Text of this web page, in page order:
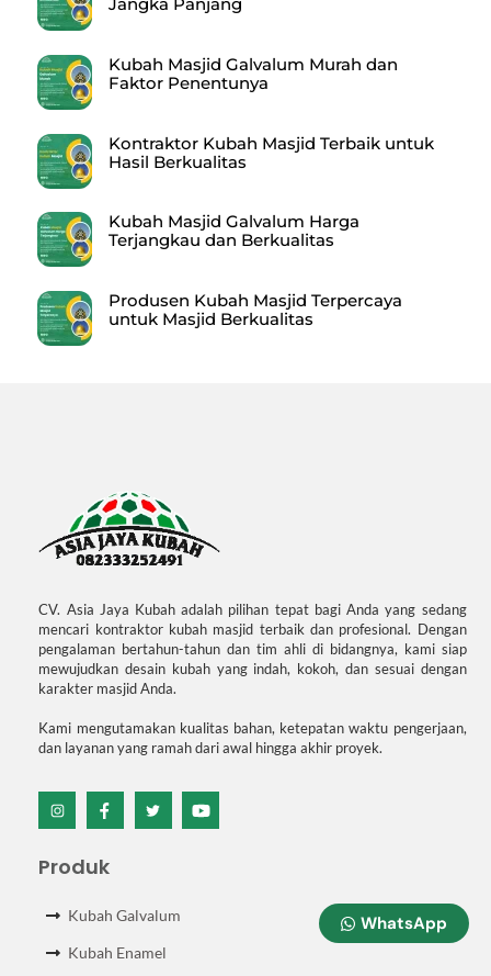
WhatsApp
Kubah Masjid Galvalum Murah dan
Faktor Penentunya
Kontraktor Kubah Masjid Terbaik untuk
Hasil Berkualitas
Kubah Masjid Galvalum Harga
Terjangkau dan Berkualitas
Produsen Kubah Masjid Terpercaya
untuk Masjid Berkualitas
CV. Asia Jaya Kubah adalah pilihan tepat bagi Anda yang sedang
mencari kontraktor kubah masjid terbaik dan profesional. Dengan
pengalaman bertahun-tahun dan tim ahli di bidangnya, kami siap
mewujudkan desain kubah yang indah, kokoh, dan sesuai dengan
karakter masjid Anda.
Kami mengutamakan kualitas bahan, ketepatan waktu pengerjaan,
dan layanan yang ramah dari awal hingga akhir proyek.
Icon
Icon
Icon
Icon
Produk
Kubah Galvalum
Kubah Enamel